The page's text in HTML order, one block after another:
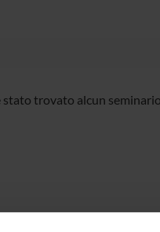
stato trovato alcun